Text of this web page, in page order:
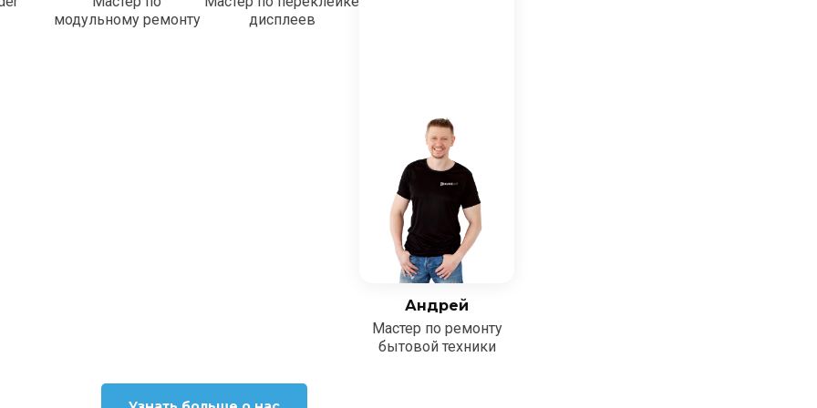
модульному ремонту
дисплеев
Андрей
Мастер по ремонту
бытовой техники